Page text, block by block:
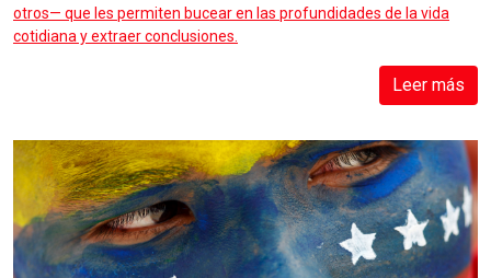
otros— que les permiten bucear en las profundidades de la vida
cotidiana y extraer conclusiones.
Leer más